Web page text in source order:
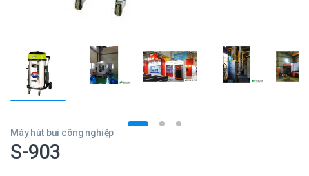
Máy hút bụi công nghiệp
S-903